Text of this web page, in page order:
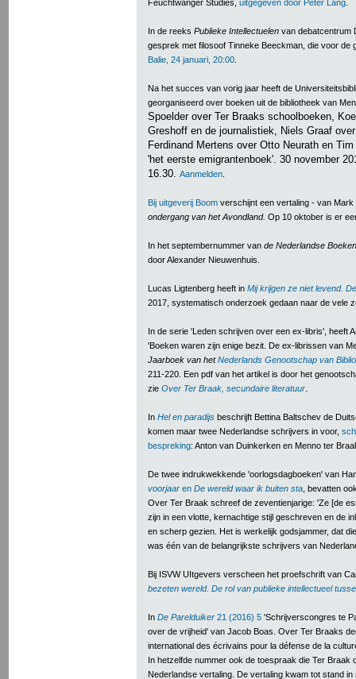
Feuchtwanger Studies, uitgegeven door Peter Lang
In de reeks Publieke Intellectuelen van debatcentrum
gesprek met filosoof Tinneke Beeckman, die voor de
Balie, 24 januari, 20:00
Na het succes van vorig jaar heeft de
georganiseerd over boeken uit de bibliotheek van
Spoelder over Ter Braaks schoolboeken,
Greshoff en de journalistiek, Niels Graaf
Ferdinand Mertens over Otto Neurath en
'het eerste emigrantenboek'. 30 november
16.30. Aanmelden
Bij uitgeverij Boom verschijnt een vertaling - van
ondergang van het Avondland. Op 10 oktober is er
In het septembernummer van de Nederlandse
door Alexander Nieuwenhuis.
Lucas Ligtenberg heeft in Mij krijgen ze niet levend.
2017, systematisch onderzoek gedaan naar de vele
In de serie 'Leden schrijven over een ex-libris', heeft
'Boeken waren zijn enige bezit. De ex-librissen van
Jaarboek van hetNederlands Genootschap van
211-220. Een pdf van het artikel is door het
zie Over Ter Braak, secundaire literatuur.
In Hel en paradijs beschrijft Bettina Baltschev de
komen maar twee Nederlandse schrijvers in voor,
bespreking: Anton van Duinkerken en Menno ter
De twee indrukwekkende 'oorlogsdagboeken' van
voorjaar en De wereld waar ik buiten sta , bevatten
Over Ter Braak schreef de zeventienjarige: 'Ze [de
zijn in een vlotte, kernachtige stijl geschreven en de
en scherp gezien. Het is werkelijk godsjammer, dat
was één van de belangrijkste schrijvers van
Bij ISVW UItgevers verscheen het proefschrift van
bezeten wereld. De rol van publieke intellectueel
In De Parelduiker 21 (2016) 5 'Schrijverscongres te
over de vrijheid' van Jacob Boas. Over Ter Braaks
international des écrivains pour la défense de la
In hetzelfde nummer ook de toespraak die Ter Braak
Nederlandse vertaling. De vertaling kwam tot stand